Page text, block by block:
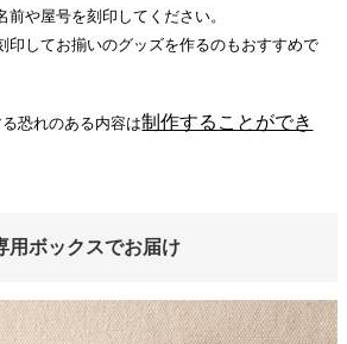
や屋号を刻印してください。
印してお揃いのグッズを作るのもおすすめで
恐れのある内容は制作することができ
用ボックスでお届け